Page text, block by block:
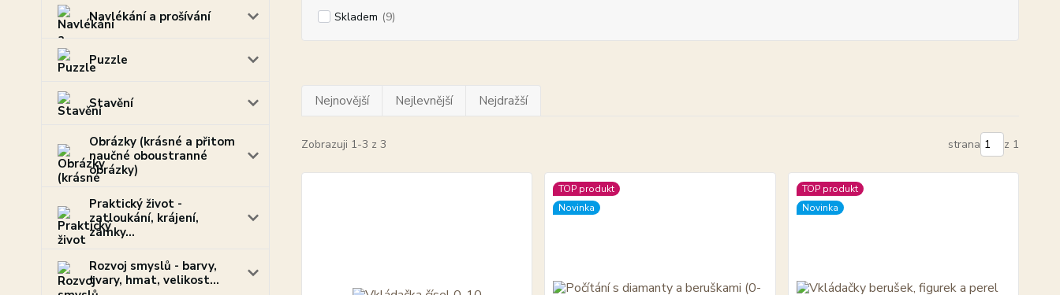
Navlékání a prošívání
Puzzle
Stavění
Obrázky (krásné a přitom
naučné oboustranné
obrázky)
Praktický život -
zatloukání, krájení,
zámky...
Rozvoj smyslů - barvy,
tvary, hmat, velikost...
Skladem (9)
Nejnovější Nejlevnější Nejdražší
Zobrazuji 1-3 z 3 strana z 1
TOP produkt
Novinka
TOP produkt
Novinka